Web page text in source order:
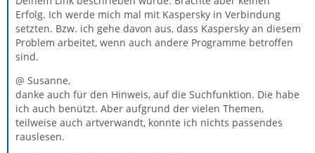
Erfolg. Ich werde mich mal mit Kaspersky in Verbindung
setzten. Bzw. ich gehe davon aus, dass Kaspersky an diesem
Problem arbeitet, wenn auch andere Programme betroffen
sind.
@ Susanne,
danke auch für den Hinweis, auf die Suchfunktion. Die habe
ich auch benützt. Aber aufgrund der vielen Themen,
teilweise auch artverwandt, konnte ich nichts passendes
rauslesen.